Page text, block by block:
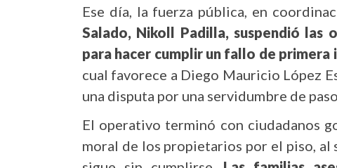
Ese día, la fuerza pública, en
Salado, Nikoll Padilla, suspendió las
para hacer cumplir un fallo de
cual favorece a Diego Mauricio López
una disputa por una servidumbre de
El operativo terminó con ciudadanos
moral de los propietarios por el piso,